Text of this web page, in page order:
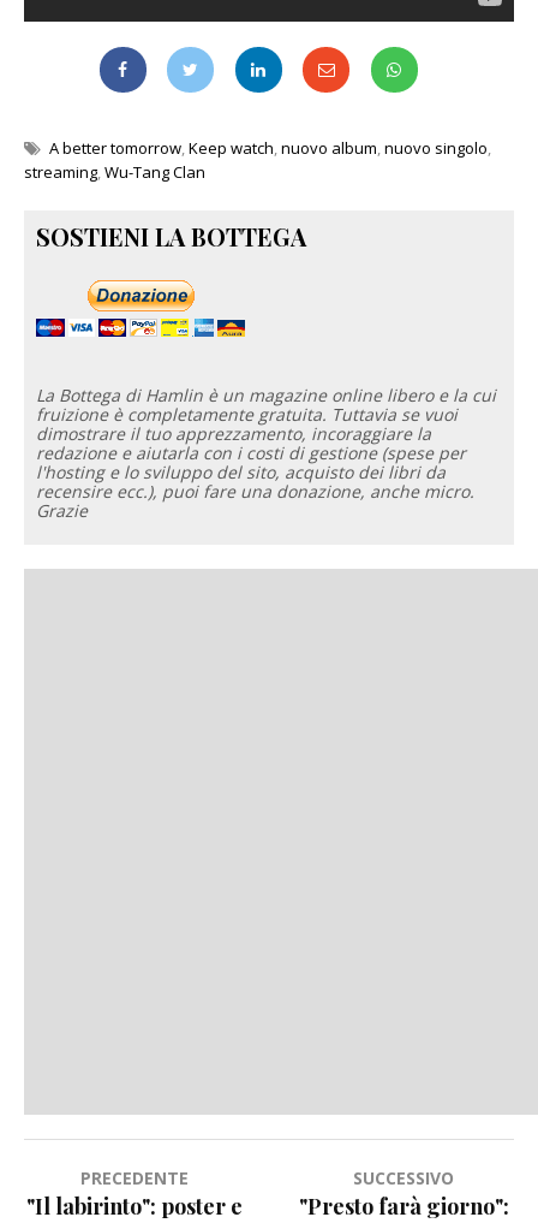
A better tomorrow,Keep watch,nuovo album,nuovo singolo,
streaming,Wu-Tang Clan
SOSTIENI LA BOTTEGA
La Bottega di Hamlin è un magazine online libero e la cui
fruizione è completamente gratuita. Tuttavia se vuoi
dimostrare il tuo apprezzamento, incoraggiare la
redazione e aiutarla con i costi di gestione (spese per
l'hosting e lo sviluppo del sito, acquisto dei libri da
recensire ecc.), puoi fare una donazione, anche micro.
Grazie
Navigazione
PRECEDENTE
"Il labirinto": poster e
SUCCESSIVO
"Presto farà giorno":